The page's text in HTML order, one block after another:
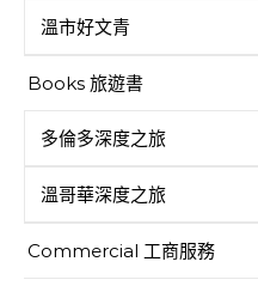
溫市好文青
Books 旅遊書
多倫多深度之旅
溫哥華深度之旅
Commercial 工商服務